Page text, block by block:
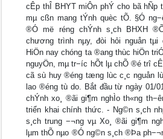
cÊp thÎ BHYT miÔn phÝ cho bã hÑp
mµ cßn mang tÝnh quèc tÕ. §Ó
®Ó më réng chÝnh s¸ch BHXH
chương trình nµy, đòi hỏi nguån tµi
HiÖn nay chóng ta ®ang thùc hiÖn
nguyÖn, mµ tr−íc hÕt lµ chÕ ®é trî
cã sù huy ®éng tæng lùc c¸c nguån
lao ®éng tù do. Bắt đầu từ ngày 01/
chÝnh xo¸ ®ãi gi¶m nghÌo th«ng
triển khai chính thức. - Ng©n s¸ch
s¸ch trung −¬ng vµ Xo¸ ®ãi gi¶m
lµm thÕ nµo ®Ó ng©n s¸ch ®Þa